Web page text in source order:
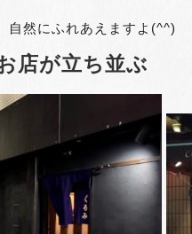
自然にふれあえますよ(^^)
店が立ち並ぶ